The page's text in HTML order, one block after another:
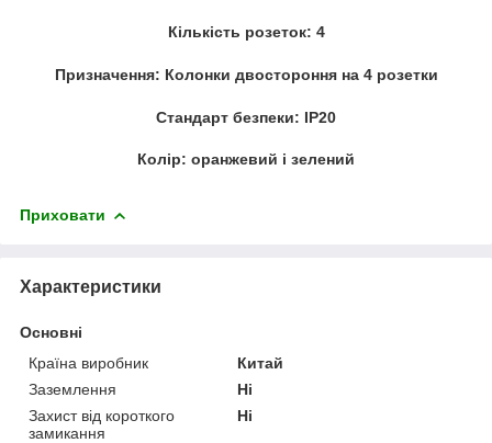
Кількість розеток: 4
Призначення: Колонки двостороння на 4 розетки
Стандарт безпеки: IP20
Колір: оранжевий і зелений
Приховати
Характеристики
Основні
Країна виробник
Китай
Заземлення
Ні
Захист від короткого
замикання
Ні